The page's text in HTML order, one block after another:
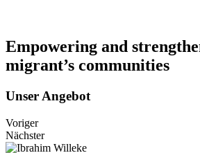
Empowering and
migrant’s communities
Unser Angebot
Voriger
Nächster